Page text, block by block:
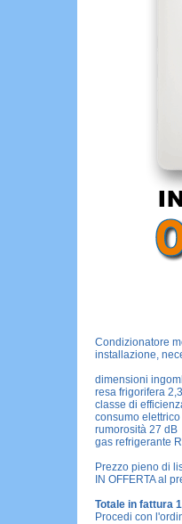
Condizionatore
installazione,
dimensioni
resa frigorifera
classe di
consumo
rumorosità 27 dB
gas refrigerante
Prezzo pieno di
IN OFFERTA al
Totale in fattura
Procedi con